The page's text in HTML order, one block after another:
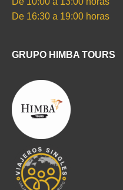
De 16:30 a 19:00 horas
GRUPO HIMBA TOURS